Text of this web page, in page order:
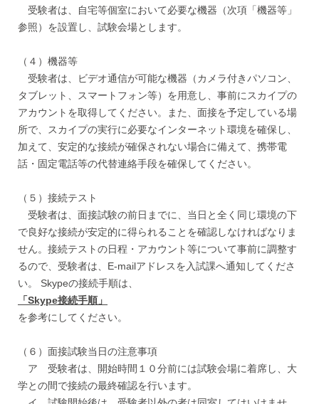
受験者は、自宅等個室において必要な機器（次項「機器等」
参照）を設置し、試験会場とします。
（４）機器等
受験者は、ビデオ通信が可能な機器（カメラ付きパソコン、
タブレット、スマートフォン等）を用意し、事前にスカイプの
アカウントを取得してください。また、面接を予定している場
所で、スカイプの実行に必要なインターネット環境を確保し、
加えて、安定的な接続が確保されない場合に備えて、携帯電
話・固定電話等の代替連絡手段を確保してください。
（５）接続テスト
受験者は、面接試験の前日までに、当日と全く同じ環境の下
で良好な接続が安定的に得られることを確認しなければなりま
せん。接続テストの日程・アカウント等について事前に調整す
るので、受験者は、E-mailアドレスを入試課へ通知してくださ
い。 Skypeの接続手順は、
「Skype接続手順」
を参考にしてください。
（６）面接試験当日の注意事項
ア 受験者は、開始時間１０分前には試験会場に着席し、大
学との間で接続の最終確認を行います。